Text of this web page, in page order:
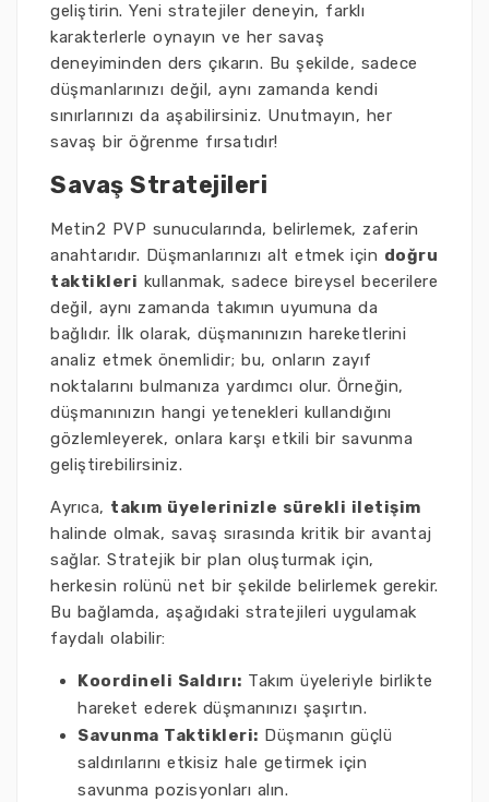
geliştirin. Yeni stratejiler deneyin, farklı
karakterlerle oynayın ve her savaş
deneyiminden ders çıkarın. Bu şekilde, sadece
düşmanlarınızı değil, aynı zamanda kendi
sınırlarınızı da aşabilirsiniz. Unutmayın, her
savaş bir öğrenme fırsatıdır!
Savaş Stratejileri
Metin2 PVP sunucularında, belirlemek, zaferin
anahtarıdır. Düşmanlarınızı alt etmek için doğru
taktikleri kullanmak, sadece bireysel becerilere
değil, aynı zamanda takımın uyumuna da
bağlıdır. İlk olarak, düşmanınızın hareketlerini
analiz etmek önemlidir; bu, onların zayıf
noktalarını bulmanıza yardımcı olur. Örneğin,
düşmanınızın hangi yetenekleri kullandığını
gözlemleyerek, onlara karşı etkili bir savunma
geliştirebilirsiniz.
Ayrıca, takım üyelerinizle sürekli iletişim
halinde olmak, savaş sırasında kritik bir avantaj
sağlar. Stratejik bir plan oluşturmak için,
herkesin rolünü net bir şekilde belirlemek gerekir.
Bu bağlamda, aşağıdaki stratejileri uygulamak
faydalı olabilir:
Koordineli Saldırı: Takım üyeleriyle birlikte
hareket ederek düşmanınızı şaşırtın.
Savunma Taktikleri: Düşmanın güçlü
saldırılarını etkisiz hale getirmek için
savunma pozisyonları alın.